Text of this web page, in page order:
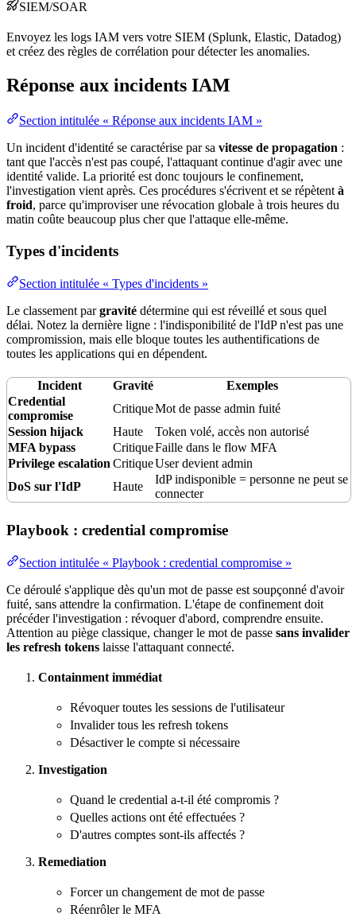
SIEM/SOAR
Envoyez les logs IAM vers votre SIEM (Splunk, Elastic, Datadog)
et créez des règles de corrélation pour détecter les anomalies.
Réponse aux incidents IAM
Section intitulée « Réponse aux incidents IAM »
Un incident d'identité se caractérise par sa vitesse de propagation :
tant que l'accès n'est pas coupé, l'attaquant continue d'agir avec une
identité valide. La priorité est donc toujours le confinement,
l'investigation vient après. Ces procédures s'écrivent et se répètent à
froid, parce qu'improviser une révocation globale à trois heures du
matin coûte beaucoup plus cher que l'attaque elle-même.
Types d'incidents
Section intitulée « Types d'incidents »
Le classement pargravité détermine qui est réveillé et sous quel
délai. Notez la dernière ligne : l'indisponibilité de l'IdP n'est pas une
compromission, mais elle bloque toutes les authentifications de
toutes les applications qui en dépendent.
Incident Gravité
Exemples
Credential
compromise
CritiqueMot de passe admin fuité
Session hijack
Haute Token volé, accès non autorisé
MFA bypass CritiqueFaille dans le flow MFA
Privilege escalation CritiqueUser devient admin
DoS sur l'IdP
Haute
IdP indisponible = personne ne peut se
connecter
Playbook : credential compromise
Section intitulée « Playbook : credential compromise »
Ce déroulé s'applique dès qu'un mot de passe est soupçonné d'avoir
fuité, sans attendre la confirmation. L'étape de confinement doit
précéder l'investigation : révoquer d'abord, comprendre ensuite.
Attention au piège classique, changer le mot de passe sans invalider
les refresh tokens laisse l'attaquant connecté.
Containment immédiat
Révoquer toutes les sessions de l'utilisateur
Invalider tous les refresh tokens
Désactiver le compte si nécessaire
Investigation
Quand le credential a-t-il été compromis ?
Quelles actions ont été effectuées ?
D'autres comptes sont-ils affectés ?
Remediation
Forcer un changement de mot de passe
Réenrôler le MFA